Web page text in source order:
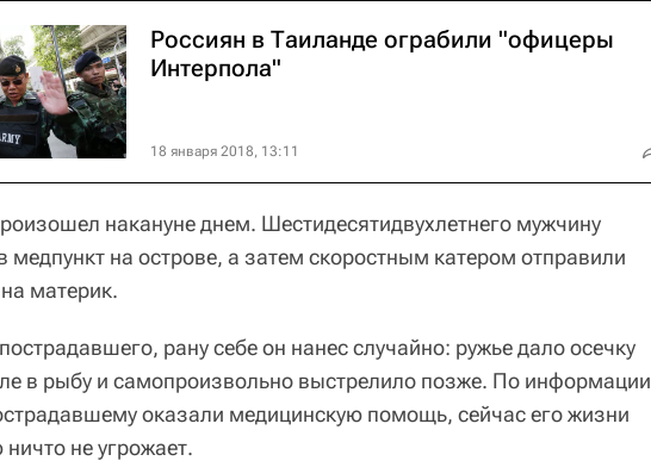
Россиян в Таиланде ограбили "офицеры
Интерпола"
18 января 2018, 13:11
накануне днем. Шестидесятидвухлетнего мужчину
медпункт на острове, а затем скоростным катером отправили
материк.
рану себе он нанес случайно: ружье дало осечку
в рыбу и самопроизвольно выстрелило позже. По информации
оказали медицинскую помощь, сейчас его жизни
не угрожает.